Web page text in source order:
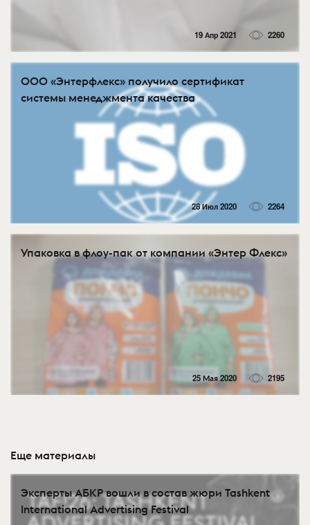
19 Апр 2021 2260
ООО «Энтерфлекс» получило сертификат
системы менеджмента качества
28 Июл 2020 2264
Упаковка в флоу-пак от компании «Энтер Флекс»
25 Мая 2020 2195
Еще материалы
Эксперты АБКР вошли в состав жюри Tashkent
International Advertising Festival